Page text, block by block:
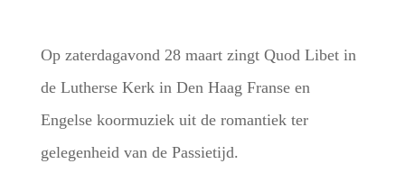
Op zaterdagavond 28 maart zingt Quod Libet in
de Lutherse Kerk in Den Haag Franse en
Engelse koormuziek uit de romantiek ter
gelegenheid van de Passietijd.